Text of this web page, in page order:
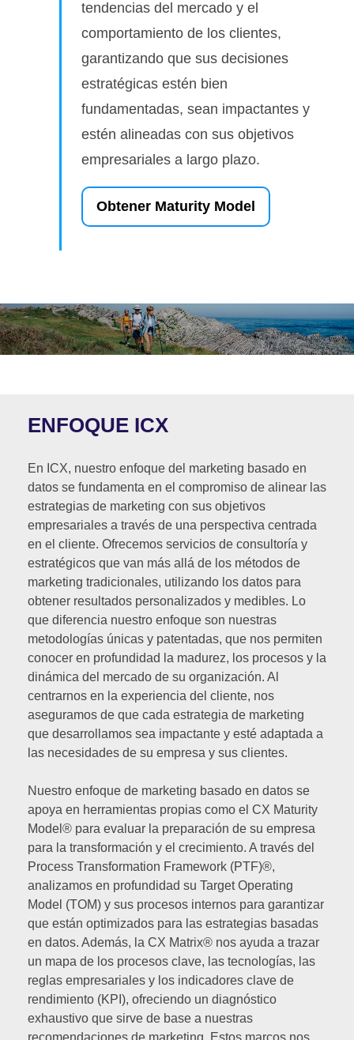
tendencias del mercado y el
comportamiento de los clientes,
garantizando que sus decisiones
estratégicas estén bien
fundamentadas, sean impactantes y
estén alineadas con sus objetivos
empresariales a largo plazo.
Obtener Maturity Model
ENFOQUE ICX
En ICX, nuestro enfoque del marketing basado en
datos se fundamenta en el compromiso de alinear las
estrategias de marketing con sus objetivos
empresariales a través de una perspectiva centrada
en el cliente. Ofrecemos servicios de consultoría y
estratégicos que van más allá de los métodos de
marketing tradicionales, utilizando los datos para
obtener resultados personalizados y medibles. Lo
que diferencia nuestro enfoque son nuestras
metodologías únicas y patentadas, que nos permiten
conocer en profundidad la madurez, los procesos y la
dinámica del mercado de su organización. Al
centrarnos en la experiencia del cliente, nos
aseguramos de que cada estrategia de marketing
que desarrollamos sea impactante y esté adaptada a
las necesidades de su empresa y sus clientes.
Nuestro enfoque de marketing basado en datos se
apoya en herramientas propias como el CX Maturity
Model® para evaluar la preparación de su empresa
para la transformación y el crecimiento. A través del
Process Transformation Framework (PTF)®,
analizamos en profundidad su Target Operating
Model (TOM) y sus procesos internos para garantizar
que están optimizados para las estrategias basadas
en datos. Además, la CX Matrix® nos ayuda a trazar
un mapa de los procesos clave, las tecnologías, las
reglas empresariales y los indicadores clave de
rendimiento (KPI), ofreciendo un diagnóstico
exhaustivo que sirve de base a nuestras
recomendaciones de marketing. Estos marcos nos